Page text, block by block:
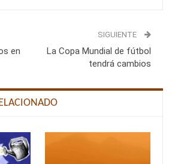
en
SIGUIENTE
La Copa Mundial de fútbol
tendrá cambios